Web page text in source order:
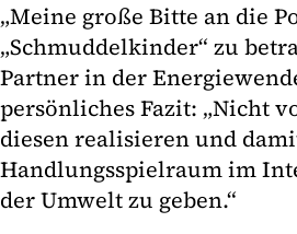
„Meine große Bitte an die
„Schmuddelkinder“ zu
Partner in der
persönliches Fazit: „Nicht
diesen realisieren und
Handlungsspielraum im
der Umwelt zu geben.“